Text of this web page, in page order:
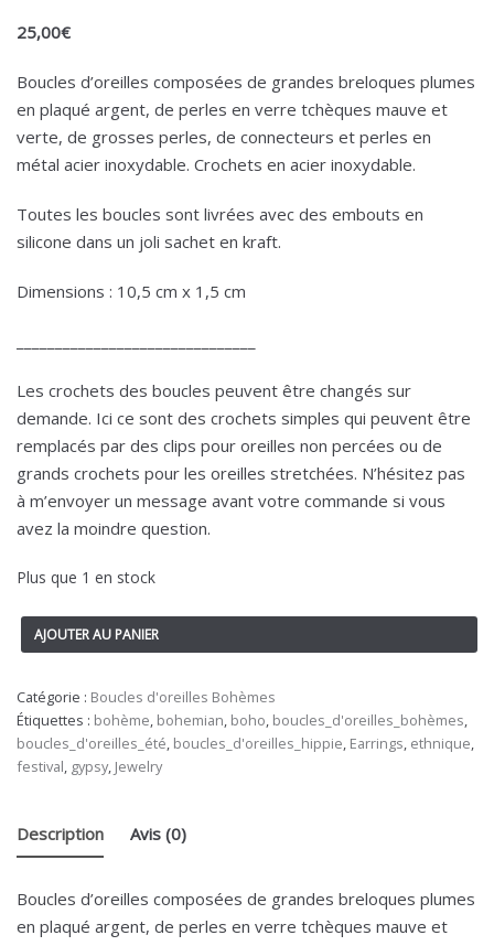
25,00€
Boucles d’oreilles composées de grandes breloques plumes
en plaqué argent, de perles en verre tchèques mauve et
verte, de grosses perles, de connecteurs et perles en
métal acier inoxydable. Crochets en acier inoxydable.
Toutes les boucles sont livrées avec des embouts en
silicone dans un joli sachet en kraft.
Dimensions : 10,5 cm x 1,5 cm
Les crochets des boucles peuvent être changés sur
demande. Ici ce sont des crochets simples qui peuvent être
remplacés par des clips pour oreilles non percées ou de
grands crochets pour les oreilles stretchées. N’hésitez pas
à m’envoyer un message avant votre commande si vous
avez la moindre question.
Plus que 1 en stock
AJOUTER AU PANIER
Catégorie : Boucles d'oreilles Bohèmes
Étiquettes : bohème, bohemian, boho, boucles_d'oreilles_bohèmes,
boucles_d'oreilles_été, boucles_d'oreilles_hippie, Earrings, ethnique,
festival, gypsy, Jewelry
Description Avis (0)
Boucles d’oreilles composées de grandes breloques plumes
en plaqué argent, de perles en verre tchèques mauve et